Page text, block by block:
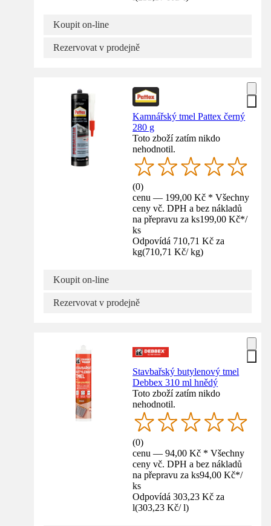
Koupit on-line
Rezervovat v prodejně
Kamnářský tmel Pattex černý
280 g
Toto zboží zatím nikdo
nehodnotil.
(0)
cenu — 199,00 Kč * Všechny
ceny vč. DPH a bez nákladů
na přepravu za ks199,00 Kč*/
ks
Odpovídá 710,71 Kč za
kg(710,71 Kč/ kg)
Koupit on-line
Rezervovat v prodejně
Stavbařský butylenový tmel
Debbex 310 ml hnědý
Toto zboží zatím nikdo
nehodnotil.
(0)
cenu — 94,00 Kč * Všechny
ceny vč. DPH a bez nákladů
na přepravu za ks94,00 Kč*/
ks
Odpovídá 303,23 Kč za
l(303,23 Kč/ l)